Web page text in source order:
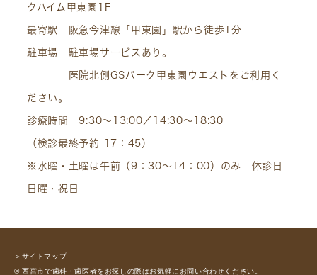
クハイム甲東園1F
最寄駅 阪急今津線「甲東園」駅から徒歩1分
駐車場 駐車場サービスあり。
医院北側GSパーク甲東園ウエストをご利用く
ださい。
診療時間 9:30～13:00／14:30～18:30
（検診最終予約 17：45）
※水曜・土曜は午前（9：30～14：00）のみ 休診日
日曜・祝日
＞サイトマップ
© 西宮市で歯科・歯医者をお探しの際はお気軽にお問い合わせください。